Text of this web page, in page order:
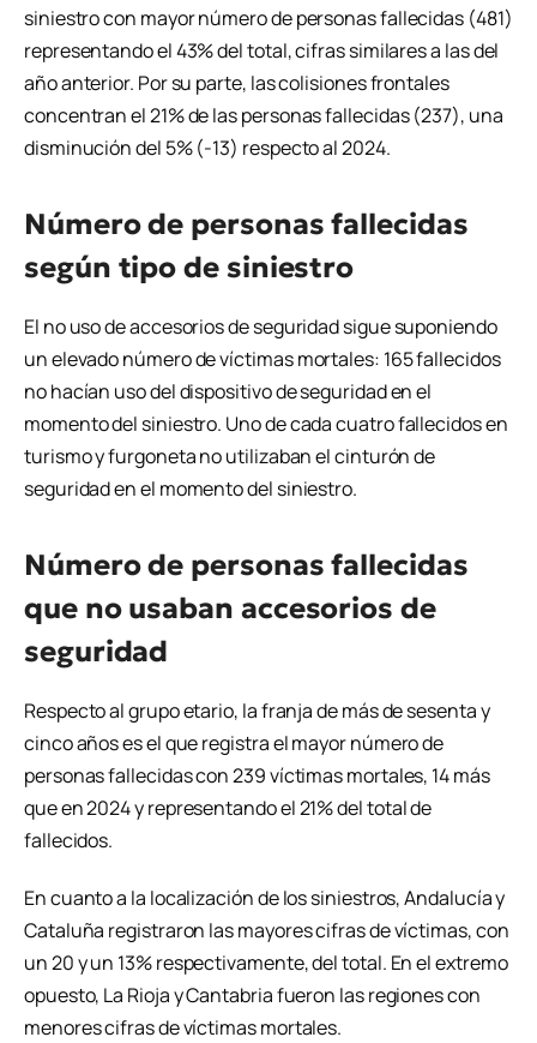
siniestro con mayor número de personas fallecidas (481)
representando el 43% del total, cifras similares a las del
año anterior. Por su parte, las colisiones frontales
concentran el 21% de las personas fallecidas (237), una
disminución del 5% (-13) respecto al 2024.
Número de personas fallecidas
según tipo de siniestro
El no uso de accesorios de seguridad sigue suponiendo
un elevado número de víctimas mortales: 165 fallecidos
no hacían uso del dispositivo de seguridad en el
momento del siniestro. Uno de cada cuatro fallecidos en
turismo y furgoneta no utilizaban el cinturón de
seguridad en el momento del siniestro.
Número de personas fallecidas
que no usaban accesorios de
seguridad
Respecto al grupo etario, la franja de más de sesenta y
cinco años es el que registra el mayor número de
personas fallecidas con 239 víctimas mortales, 14 más
que en 2024 y representando el 21% del total de
fallecidos.
En cuanto a la localización de los siniestros, Andalucía y
Cataluña registraron las mayores cifras de víctimas, con
un 20 y un 13% respectivamente, del total. En el extremo
opuesto, La Rioja y Cantabria fueron las regiones con
menores cifras de víctimas mortales.